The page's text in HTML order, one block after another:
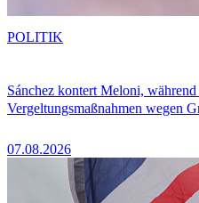
Sánchez kontert Meloni,
Vergeltungsmaßnahmen wegen
07.08.2026
POLITIK